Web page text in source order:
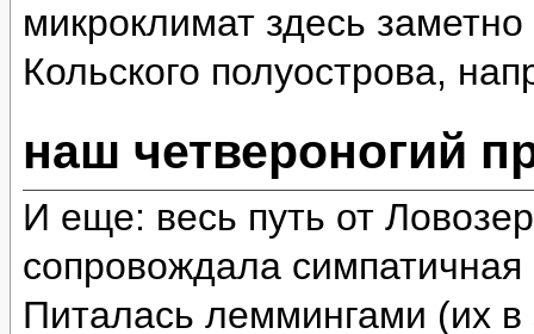
микроклимат здесь
Кольского полуострова,
наш четвероногий
И еще: весь путь от
сопровождала симпатичная
Питалась леммингами (их